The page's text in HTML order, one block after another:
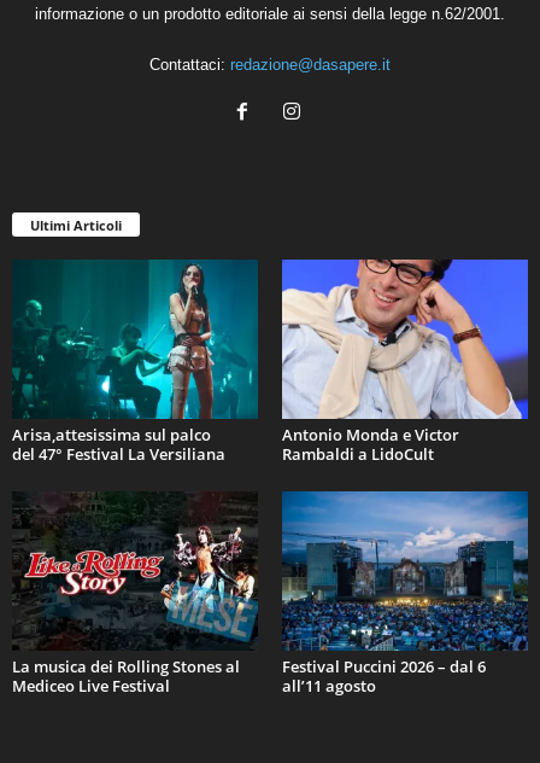
informazione o un prodotto editoriale ai sensi della legge n.62/2001.
Contattaci: redazione@dasapere.it
Ultimi Articoli
Arisa,attesissima sul palco
del 47° Festival La Versiliana
Antonio Monda e Victor
Rambaldi a LidoCult
La musica dei Rolling Stones al
Mediceo Live Festival
Festival Puccini 2026 – dal 6
all’11 agosto